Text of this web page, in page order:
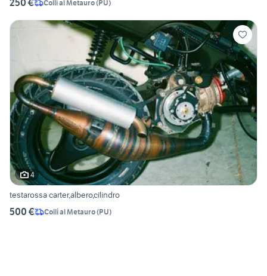
250 € Colli al Metauro(PU)
4
testarossa carter,albero,cilindro
500 € Colli al Metauro(PU)